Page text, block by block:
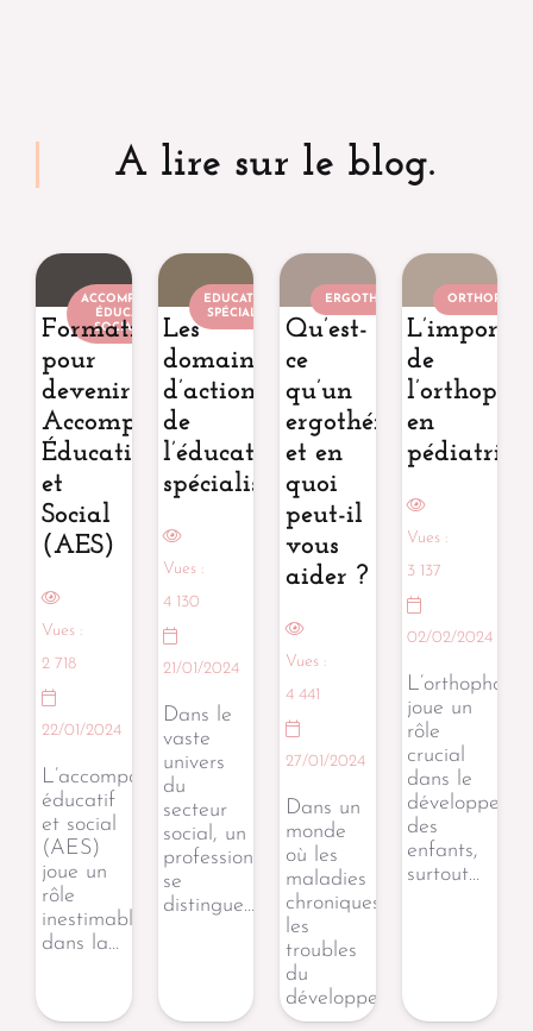
A lire sur le blog.
ACCOMPAGNANT
ÉDUCATIF ET
SOCIAL (AES)
Formations
pour
devenir
Accompagnant
Éducatif
et
Social
(AES)
Vues :
2 718
22/01/2024
L’accompagnant
éducatif
et social
(AES)
joue un
rôle
inestimable
dans la…
EDUCATEUR
SPÉCIALISÉ
Les
domaines
d’action
de
l’éducateur
spécialisé
Vues :
4 130
21/01/2024
Dans le
vaste
univers
du
secteur
social, un
professionnel
se
distingue…
ERGOTHÉRAPEUTE
Qu’est-
ce
qu’un
ergothérapeute
et en
quoi
peut-il
vous
aider ?
Vues :
4 441
27/01/2024
Dans un
monde
où les
maladies
chroniques,
les
troubles
du
développement…
de
en
pédiatrie
Vues :
3 137
02/02/2024
L’orthophonie
joue un
rôle
crucial
dans le
des
enfants,
surtout…